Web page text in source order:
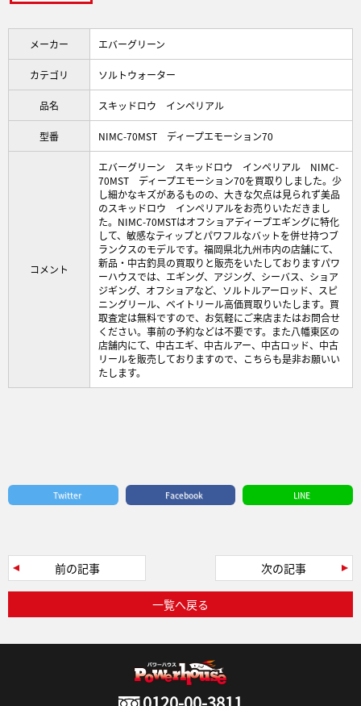
メーカー エバーグリーン
カテゴリ ソルトウォーター
品名 スキッドロウ インペリアル
型番 NIMC-70MST ディープエモーション70
コメント
エバーグリーン スキッドロウ インペリアル NIMC-
70MST ディープエモーション70を買取りしました。少
し細かなキズがあるものの、大きな欠点は見られず美品
のスキッドロウ インペリアルをお売りいただきまし
た。NIMC-70MSTはオフショアディープエギングに特化
して、敏感なティップとパワフルなバットを併せ持つブ
ランクスのモデルです。福岡県北九州市内の店舗にて、
新品・中古釣具の買取りと販売をいたしておりますパワ
ーハウスでは、エギング、アジング、シーバス、ショア
ジギング、オフショアなど、ソルトルアーロッド、スピ
ニングリール、ベイトリール高価買取りいたします。買
取査定は無料ですので、お気軽にご来店またはお問合せ
ください。事前の予約などは不要です。また八幡東区の
店舗内にて、中古エギ、中古ルアー、中古ロッド、中古
リールを販売しておりますので、こちらも是非お願いい
たします。
Twitter Facebook LINE
前の記事
一覧へ戻る
次の記事